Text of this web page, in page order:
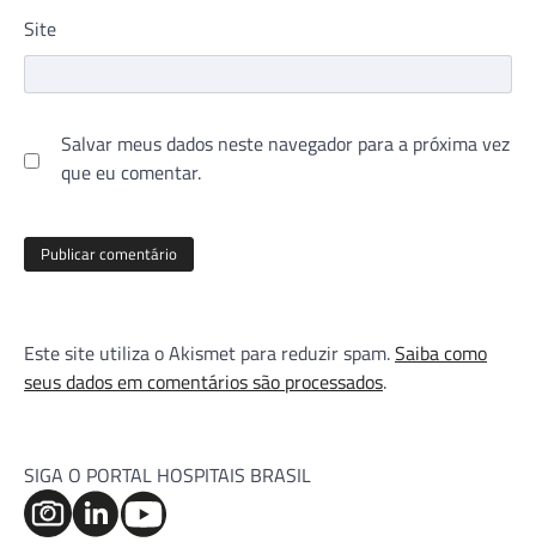
Site
Salvar meus dados neste navegador para a próxima vez
que eu comentar.
Este site utiliza o Akismet para reduzir spam.Saiba como
seus dados em comentários são processados.
SIGA O PORTAL HOSPITAIS BRASIL